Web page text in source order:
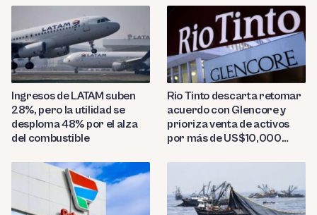
Ingresos de LATAM suben
28%, pero la utilidad se
desploma 48% por el alza
del combustible
Rio Tinto descarta retomar
acuerdo con Glencore y
prioriza venta de activos
por más de US$10,000